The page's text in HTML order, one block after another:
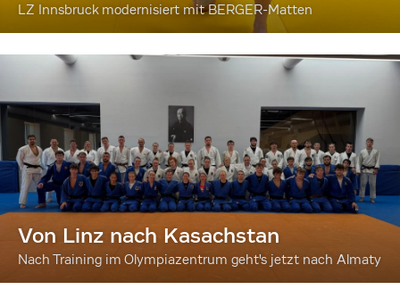
LZ Innsbruck modernisiert mit BERGER-Matten
Von Linz nach Kasachstan
Nach Training im Olympiazentrum geht's jetzt nach Almaty